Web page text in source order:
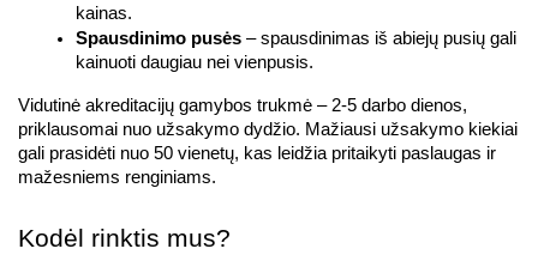
kainas.
Spausdinimo pusės – spausdinimas iš abiejų pusių gali
kainuoti daugiau nei vienpusis.
Vidutinė akreditacijų gamybos trukmė – 2-5 darbo dienos,
priklausomai nuo užsakymo dydžio. Mažiausi užsakymo kiekiai
gali prasidėti nuo 50 vienetų, kas leidžia pritaikyti paslaugas ir
mažesniems renginiams.
Kodėl rinktis mus?